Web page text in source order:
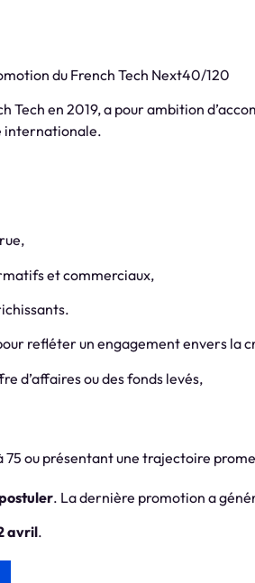
du French Tech Next40/120
Tech en 2019, a pour ambition
internationale.
et commerciaux,
refléter un engagement envers la
d’affaires ou des fonds levés,
75 ou présentant une trajectoire
. La dernière promotion a
avril.